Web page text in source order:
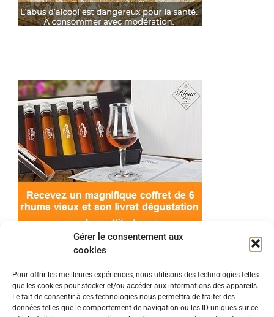
Gérer le consentement aux
cookies
Pour offrir les meilleures expériences, nous utilisons des technologies telles
que les cookies pour stocker et/ou accéder aux informations des appareils.
Le fait de consentir à ces technologies nous permettra de traiter des
données telles que le comportement de navigation ou les ID uniques sur ce
© 2022 Meilleur-rhum.net - Tous droits réservés
Mentions légales-Politique de cookies